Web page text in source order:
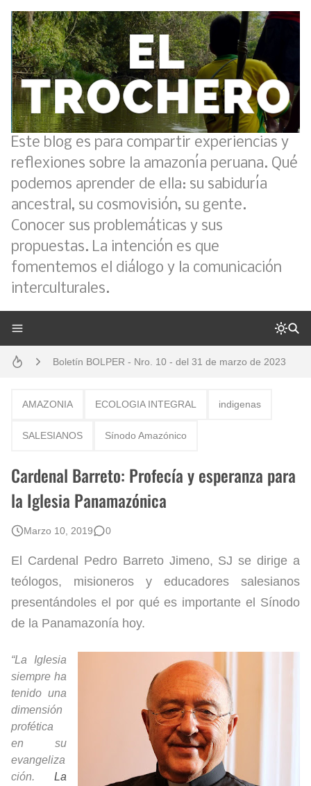
Este blog es para compartir experiencias y
reflexiones sobre la amazonía peruana. Qué
podemos aprender de ella: su sabiduría
ancestral, su cosmovisión, su gente.
Conocer sus problemáticas y sus
propuestas. La intención es que
fomentemos el diálogo y la comunicación
interculturales.
Análisis: Metodología de transversalización enfoque intercultural
Boletín BOLPER - Nro. 10 - del 31 de marzo de 2023
Boletín BOLPER - Nro. 12 - del 30 de mayo de 2023
AMAZONIA ECOLOGIA INTEGRAL indigenas
SALESIANOS Sínodo Amazónico
Cardenal Barreto: Profecía y esperanza para
la Iglesia Panamazónica
Marzo 10, 2019 0
El Cardenal Pedro Barreto Jimeno, SJ se dirige a
teólogos, misioneros y educadores salesianos
presentándoles el por qué es importante el Sínodo
de la Panamazonía hoy.
“La Iglesia
siempre ha
tenido una
dimensión
profética
en su
evangeliza
ción. La